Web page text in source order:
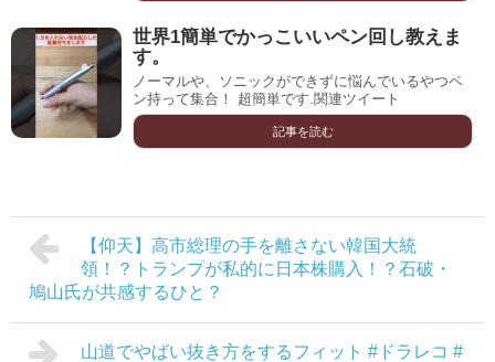
世界1簡単でかっこいいペン回し教えま
す。
ノーマルや、ソニックができずに悩んでいるやつペ
ン持って集合！ 超簡単です.関連ツイート
記事を読む
【仰天】高市総理の手を離さない韓国大統
領！？トランプが私的に日本株購入！？石破・
鳩山氏が共感するひと？
山道でやばい抜き方をするフィット #ドラレコ #